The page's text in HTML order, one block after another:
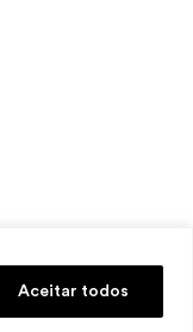
Aceitar todos